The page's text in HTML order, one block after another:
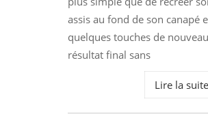
assis au fond de son canapé
quelques touches de
résultat final sans
Lire la